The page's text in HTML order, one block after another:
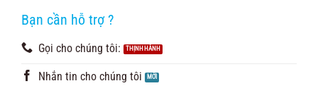
Bạn cần hỗ trợ ?
Gọi cho chúng tôi:
Nhắn tin cho chúng tôi